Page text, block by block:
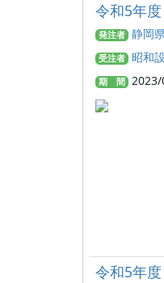
令和5年
発注者 静岡
受注者 昭和
期 間
令和5年